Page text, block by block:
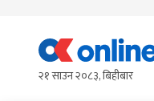
content२१ साउन २०८३, बिहीबार